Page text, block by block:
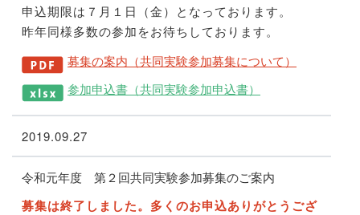
申込期限は７月１日（金）となっております。
昨年同様多数の参加をお待ちしております。
募集の案内（共同実験参加募集について）
参加申込書（共同実験参加申込書）
2019.09.27
令和元年度 第２回共同実験参加募集のご案内
募集は終了しました。多くのお申込ありがとうござ